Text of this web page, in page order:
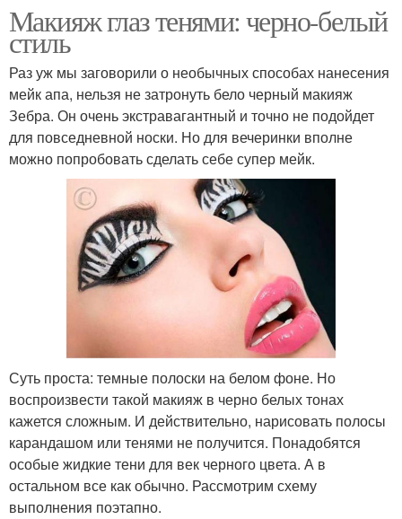
Макияж глаз тенями: черно-белый
стиль
Раз уж мы заговорили о необычных способах нанесения
мейк апа, нельзя не затронуть бело черный макияж
Зебра. Он очень экстравагантный и точно не подойдет
для повседневной носки. Но для вечеринки вполне
можно попробовать сделать себе супер мейк.
Суть проста: темные полоски на белом фоне. Но
воспроизвести такой макияж в черно белых тонах
кажется сложным. И действительно, нарисовать полосы
карандашом или тенями не получится. Понадобятся
особые жидкие тени для век черного цвета. А в
остальном все как обычно. Рассмотрим схему
выполнения поэтапно.